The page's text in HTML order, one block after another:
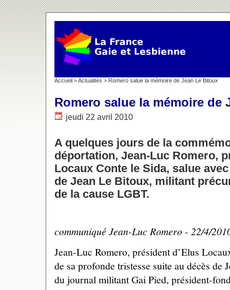
Accueil >Actualités > Romero salue la mémoire de Jean Le Bitoux
Romero salue la mémoire de
jeudi 22 avril 2010
A quelques jours de la
déportation, Jean-Luc Romero,
Locaux Conte le Sida, salue
de Jean Le Bitoux, militant
de la cause LGBT.
communiqué Jean-Luc Romero - 22/4/
Jean-Luc Romero, président d’Elus
de sa profonde tristesse suite au décès de
du journal militant Gai Pied, président-